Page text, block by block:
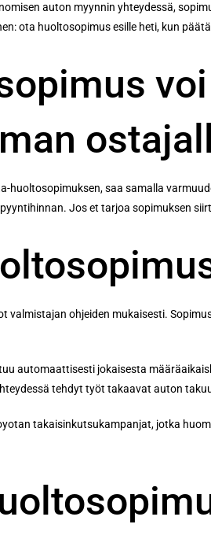
auton myynnin yhteydessä,
ota huoltosopimus esille heti, kun
huoltosopimuksen, saa samalla
Jos et tarjoa sopimuksen
ohjeiden mukaisesti.
automaattisesti jokaisesta
tehdyt työt takaavat auton
takaisinkutsukampanjat, jotka